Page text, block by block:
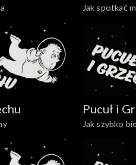
Jak spotkać
Pucuł i
Jak szybko